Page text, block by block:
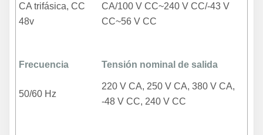
CA trifásica, CC
48v
CA/100 V CC~240 V CC/-43 V
CC~56 V CC
Frecuencia Tensión nominal de salida
50/60 Hz
220 V CA, 250 V CA, 380 V CA,
-48 V CC, 240 V CC